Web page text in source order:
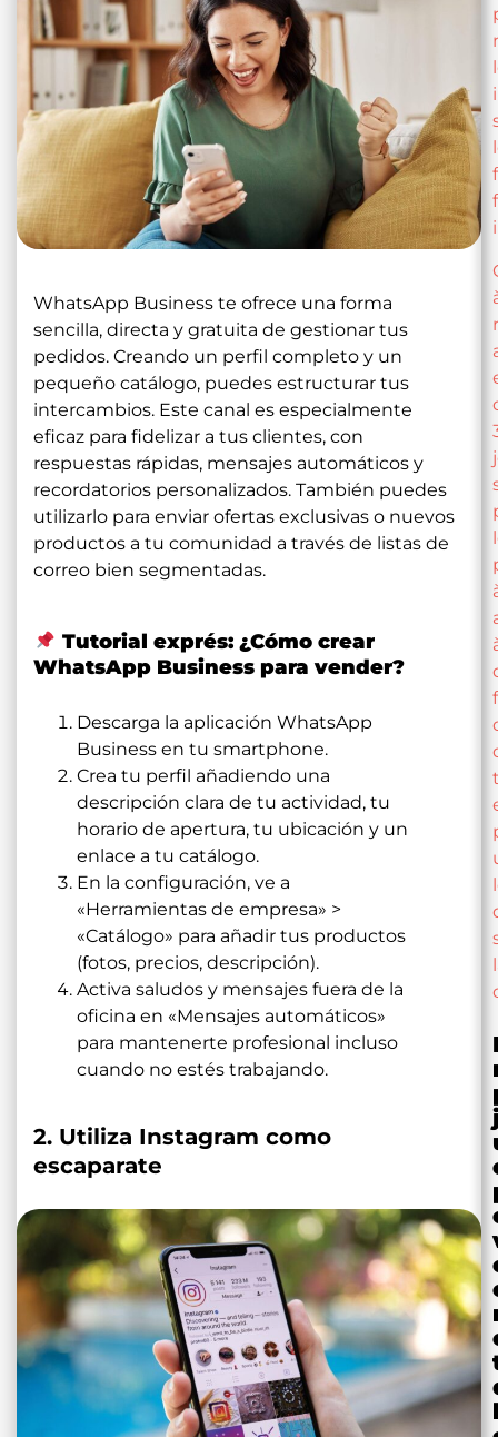
WhatsApp Business te ofrece una forma
sencilla, directa y gratuita de gestionar tus
pedidos. Creando un perfil completo y un
pequeño catálogo, puedes estructurar tus
intercambios. Este canal es especialmente
eficaz para fidelizar a tus clientes, con
respuestas rápidas, mensajes automáticos y
recordatorios personalizados. También puedes
utilizarlo para enviar ofertas exclusivas o nuevos
productos a tu comunidad a través de listas de
correo bien segmentadas.
Tutorial exprés: ¿Cómo crear
WhatsApp Business para vender?
Descarga la aplicación WhatsApp
Business en tu smartphone.
Crea tu perfil añadiendo una
descripción clara de tu actividad, tu
horario de apertura, tu ubicación y un
enlace a tu catálogo.
En la configuración, ve a
«Herramientas de empresa» >
«Catálogo» para añadir tus productos
(fotos, precios, descripción).
Activa saludos y mensajes fuera de la
oficina en «Mensajes automáticos»
para mantenerte profesional incluso
cuando no estés trabajando.
2. Utiliza Instagram como
escaparate